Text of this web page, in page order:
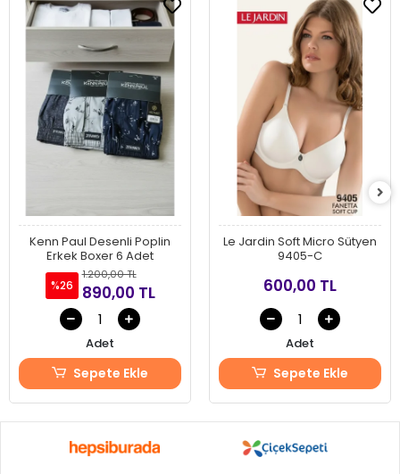
Kenn Paul Desenli Poplin
Erkek Boxer 6 Adet
%26
1.200,00 TL
890,00 TL
Adet
Sepete Ekle
Le Jardin Soft Micro Sütyen
9405-C
600,00 TL
Adet
Sepete Ekle